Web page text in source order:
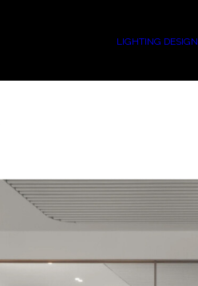
LIGHTING DESIGN